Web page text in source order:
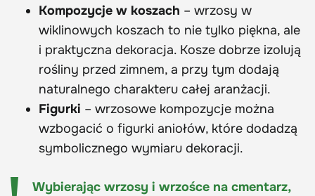
Kompozycje w koszach – wrzosy w
wiklinowych koszach to nie tylko piękna, ale
i praktyczna dekoracja. Kosze dobrze izolują
rośliny przed zimnem, a przy tym dodają
naturalnego charakteru całej aranżacji.
Figurki – wrzosowe kompozycje można
wzbogacić o figurki aniołów, które dodadzą
symbolicznego wymiaru dekoracji.
Wybierając wrzosy i wrzośce na cmentarz,